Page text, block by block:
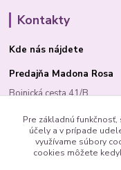
Kontakty
Kde nás nájdete
Predajňa Madona Rosa
Bojnická cesta 41/B
PRIEVIDZA 97101
Pre základnú
účely a v prípade
využívame súbory
cookies môžete